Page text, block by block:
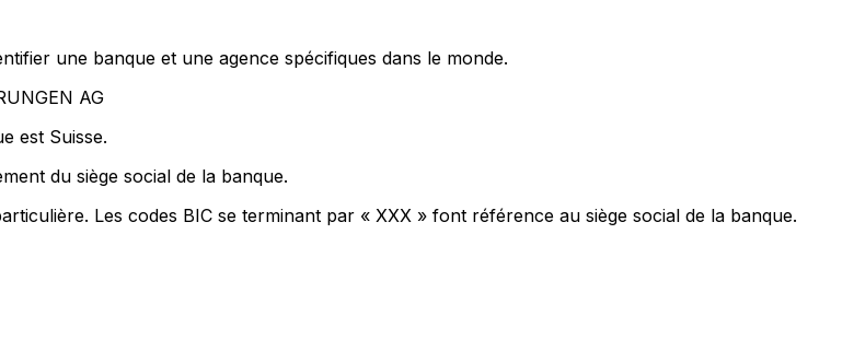
une banque et une agence spécifiques dans le monde.
AG
est Suisse.
du siège social de la banque.
Les codes BIC se terminant par « XXX » font référence au siège social de la banque.